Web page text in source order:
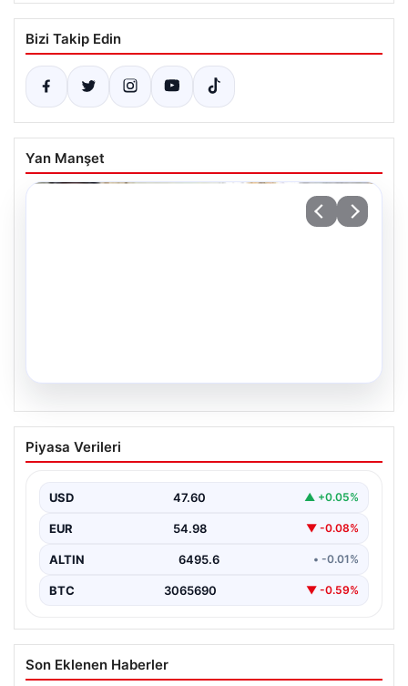
Bizi Takip Edin
Yan Manşet
34 Yıl Sonra Gelen Umut: İkiz Kız
Kardeşler Aileleriyle Anıtkabir’de
(59) çifti, tam 34 yıllık bir bekleyişin…
Piyasa Verileri
USD 47.60 ▲ +0.05%
EUR 54.98 ▼ -0.08%
ALTIN 6495.6 • -0.01%
BTC 3065690 ▼ -0.59%
Son Eklenen Haberler